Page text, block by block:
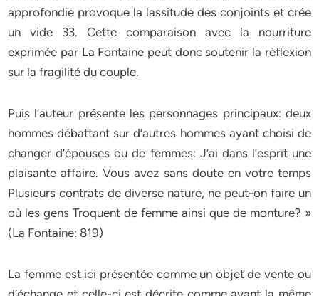
approfondie provoque la lassitude des conjoints et crée
un vide 33. Cette comparaison avec la nourriture
exprimée par La Fontaine peut donc soutenir la réflexion
sur la fragilité du couple.
Puis l’auteur présente les personnages principaux: deux
hommes débattant sur d’autres hommes ayant choisi de
changer d’épouses ou de femmes: J’ai dans l’esprit une
plaisante affaire. Vous avez sans doute en votre temps
Plusieurs contrats de diverse nature, ne peut-on faire un
où les gens Troquent de femme ainsi que de monture? »
(La Fontaine: 819)
La femme est ici présentée comme un objet de vente ou